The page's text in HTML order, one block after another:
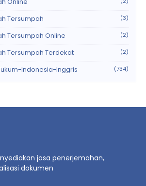
Tersumpah (3)
Tersumpah Online (2)
Tersumpah Terdekat (2)
Indonesia-Inggris (734)
jasa penerjemahan,
dokumen